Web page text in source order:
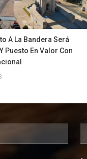
A La Bandera Será
Puesto En Valor Con